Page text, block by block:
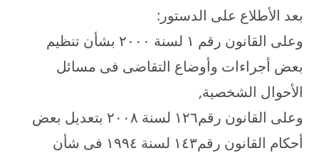
بعد الأطلاع على الدستور:
وعلى القانون رقم ۱ لسنة ۲۰۰۰ بشأن تنظيم
بعض أجراءات وأوضاع التقاضى فى مسائل
الأحوال الشخصية,
وعلى القانون رقم۱۲٦ لسنة ۲۰۰۸ بتعديل بعض
أحكام القانون رقم۱٤۳ لسنة ۱۹۹٤ فى شأن